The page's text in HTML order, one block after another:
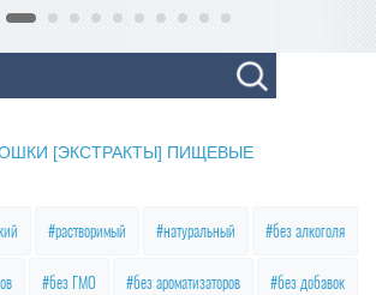
[ЭКСТРАКТЫ] ПИЩЕВЫЕ
растворимый натуральный без алкоголя
без ГМО без ароматизаторов без добавок